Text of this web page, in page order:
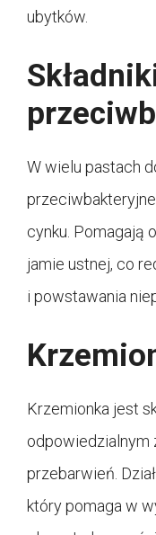
ubytków.
W wielu pastach
cynku. Pomagają
jamie ustnej, co
i powstawania
Krzemionka jest
odpowiedzialnym
przebarwień.
który pomaga w